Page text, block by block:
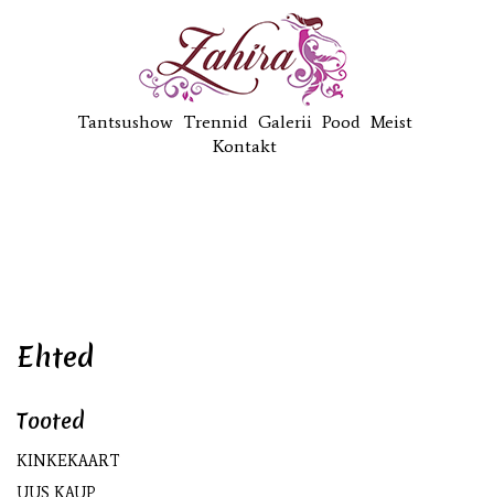
Tantsushow Trennid Galerii Pood Meist
Kontakt
Ehted
Tooted
KINKEKAART
UUS KAUP